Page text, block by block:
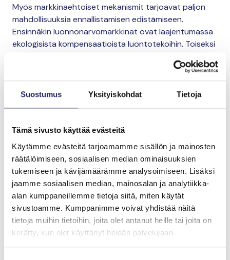
Suostumus Yksityiskohdat Tietoja
Tämä sivusto käyttää evästeitä
Käytämme evästeitä tarjoamamme sisällön ja mainosten
räätälöimiseen, sosiaalisen median ominaisuuksien
tukemiseen ja kävijämäärämme analysoimiseen. Lisäksi
jaamme sosiaalisen median, mainosalan ja analytiikka-
alan kumppaneillemme tietoja siitä, miten käytät
sivustoamme. Kumppanimme voivat yhdistää näitä
tietoja muihin tietoihin, joita olet antanut heille tai joita on
kerätty, kun olet käyttänyt heidän palvelujaan.
Myös markkinaehtoiset mekanismit tarjoavat paljon
mahdollisuuksia ennallistamisen edistämiseen.
Ensinnäkin luonnonarvomarkkinat ovat laajentumassa
ekologisista kompensaatioista luontotekoihin. Toiseksi
täsmällisemmin ohjeistaa kitu- ja joutomaiden
aktiiviseen ennallistamiseen ja valvoa kriteerien
noudattamista. PEFC sisältää jo vaatimuksen jättää
pois metsätalouskäytöstä eli passiivisesti
järkevää käyttää puuntuotantoon. FSC velvoittaa
niiden säilyttämiseen mm. ”soisina
riistaelinympäristöinä”.
Nämä muotoilut eivät ole kuitenkaan estäneet ojien
kaivuun jatkumista. Entä mikä metsäyhtiö tarjoaisi
ensimmäisenä maanomistajalle
ennallistamismahdollisuuksien kartoitusta, tai maksaisi
ennallistamistoimia jo toteuttaneille ekstraa